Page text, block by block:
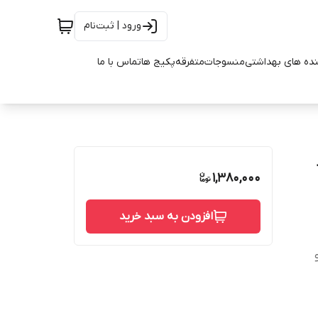
ورود | ثبت‌نام
های بهداشتیمنسوجاتمتفرقهپکیج هاتماس با ما
1,380,000
افزودن به سبد خرید